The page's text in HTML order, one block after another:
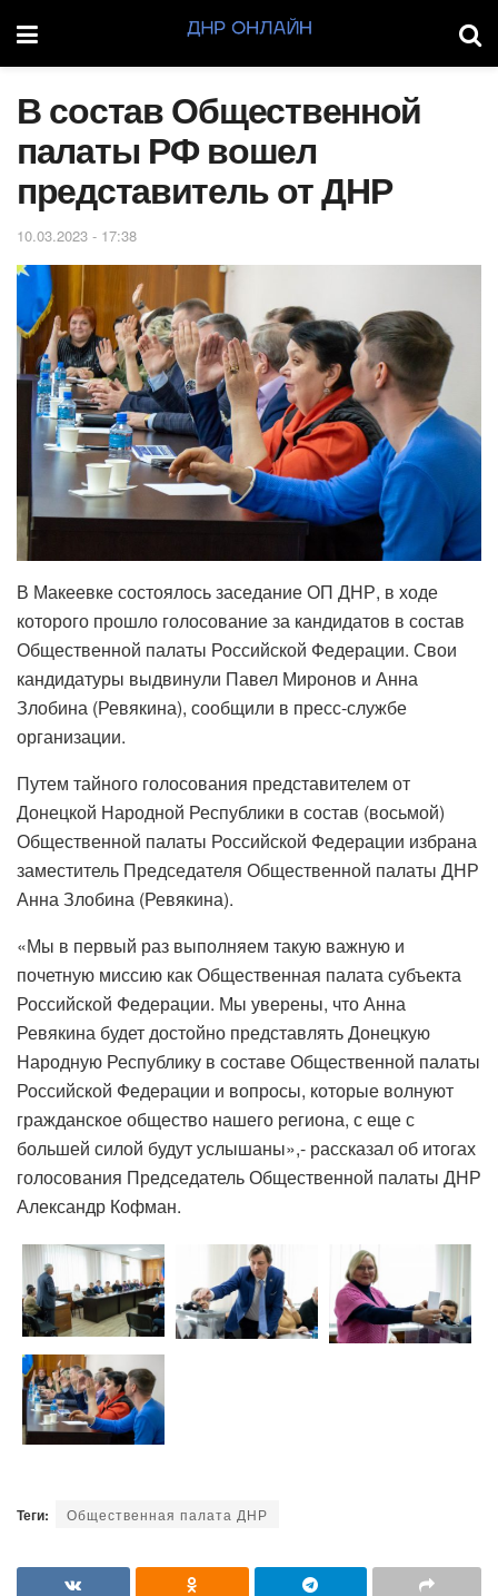
В состав Общественной
палаты РФ вошел
представитель от ДНР
10.03.2023 - 17:38
В Макеевке состоялось заседание ОП ДНР, в ходе
которого прошло голосование за кандидатов в состав
Общественной палаты Российской Федерации. Свои
кандидатуры выдвинули Павел Миронов и Анна
Злобина (Ревякина), сообщили в пресс-службе
организации.
Путем тайного голосования представителем от
Донецкой Народной Республики в состав (восьмой)
Общественной палаты Российской Федерации избрана
заместитель Председателя Общественной палаты ДНР
Анна Злобина (Ревякина).
«Мы в первый раз выполняем такую важную и
почетную миссию как Общественная палата субъекта
Российской Федерации. Мы уверены, что Анна
Ревякина будет достойно представлять Донецкую
Народную Республику в составе Общественной палаты
Российской Федерации и вопросы, которые волнуют
гражданское общество нашего региона, с еще с
большей силой будут услышаны»,- рассказал об итогах
голосования Председатель Общественной палаты ДНР
Александр Кофман.
Теги: Общественная палата ДНР